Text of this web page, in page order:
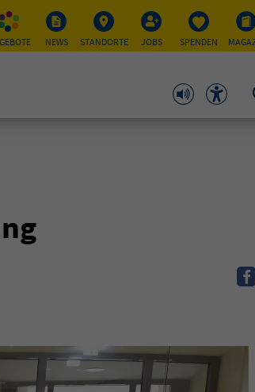
NEWS STANDORTE JOBS SPENDEN